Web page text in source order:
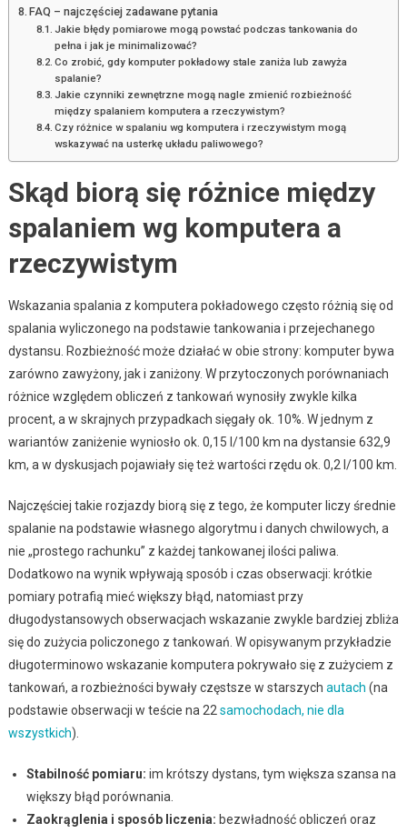
FAQ – najczęściej zadawane pytania
Jakie błędy pomiarowe mogą powstać podczas tankowania do
pełna i jak je minimalizować?
Co zrobić, gdy komputer pokładowy stale zaniża lub zawyża
spalanie?
Jakie czynniki zewnętrzne mogą nagle zmienić rozbieżność
między spalaniem komputera a rzeczywistym?
Czy różnice w spalaniu wg komputera i rzeczywistym mogą
wskazywać na usterkę układu paliwowego?
Skąd biorą się różnice między
spalaniem wg komputera a
rzeczywistym
Wskazania spalania z komputera pokładowego często różnią się od
spalania wyliczonego na podstawie tankowania i przejechanego
dystansu. Rozbieżność może działać w obie strony: komputer bywa
zarówno zawyżony, jak i zaniżony. W przytoczonych porównaniach
różnice względem obliczeń z tankowań wynosiły zwykle kilka
procent, a w skrajnych przypadkach sięgały ok. 10%. W jednym z
wariantów zaniżenie wyniosło ok. 0,15 l/100 km na dystansie 632,9
km, a w dyskusjach pojawiały się też wartości rzędu ok. 0,2 l/100 km.
Najczęściej takie rozjazdy biorą się z tego, że komputer liczy średnie
spalanie na podstawie własnego algorytmu i danych chwilowych, a
nie „prostego rachunku” z każdej tankowanej ilości paliwa.
Dodatkowo na wynik wpływają sposób i czas obserwacji: krótkie
pomiary potrafią mieć większy błąd, natomiast przy
długodystansowych obserwacjach wskazanie zwykle bardziej zbliża
się do zużycia policzonego z tankowań. W opisywanym przykładzie
długoterminowo wskazanie komputera pokrywało się z zużyciem z
tankowań, a rozbieżności bywały częstsze w starszych autach (na
podstawie obserwacji w teście na 22 samochodach, nie dla
wszystkich).
Stabilność pomiaru: im krótszy dystans, tym większa szansa na
większy błąd porównania.
Zaokrąglenia i sposób liczenia: bezwładność obliczeń oraz